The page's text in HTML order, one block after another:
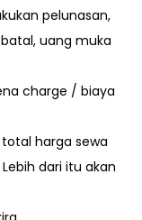
pelunasan,
uang muka
charge / biaya
harga sewa
dari itu akan